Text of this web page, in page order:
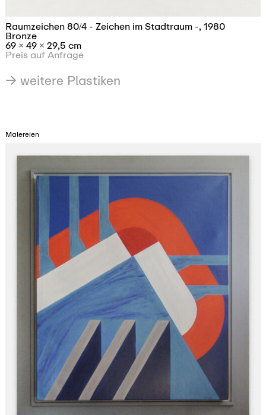
Wegezeichen 1 - Zeichen ortieren Orte -, 1980
Bronze
175×63×49 cm
Preis auf Anfrage
→ weitere Plastiken
Malereien